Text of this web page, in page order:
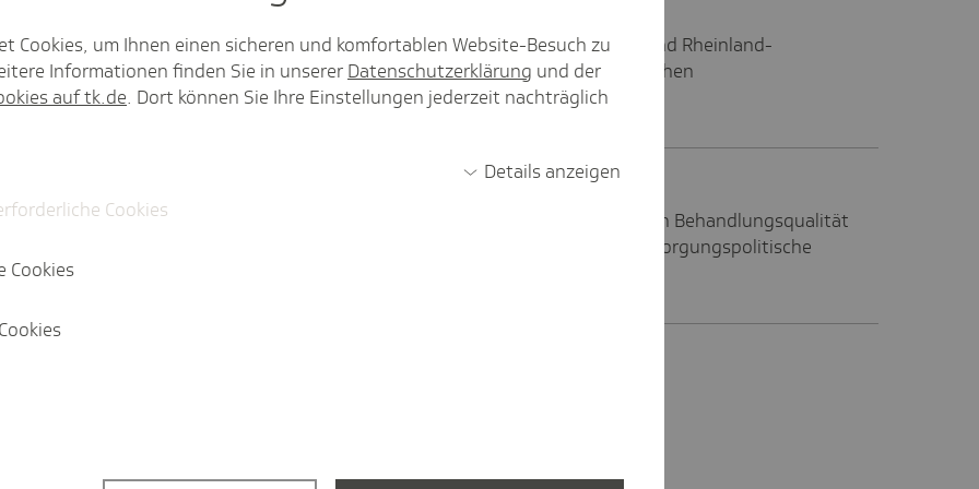
Die Mehrheit der Rheinland-Pfälzerinnen und Rheinland-
Pfälzer sieht einen Reformbedarf im deutschen
Gesundheitssystem.
zu bleiben?
Bremerinnen und Bremer setzen Behandlungsqualität
und Digitalisierung auf die versorgungspolitische
Cookies, um Ihnen einen sicheren und komfortablen Website-Besuch zu
Informationen finden Sie in unserer Datenschutzerklärung und der
auf tk.de. Dort können Sie Ihre Einstellungen jederzeit nachträglich
Details anzeigen
Cookies
Cookies